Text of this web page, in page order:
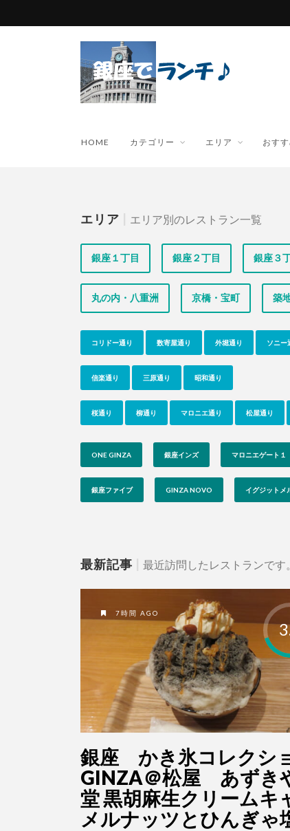
HOME カテゴリー エリア おす
エリア エリア別のレストラン一覧
銀座１丁目 銀座２丁目 銀座３
丸の内・八重洲 京橋・宝町 築
コリドー通り 数寄屋通り 外堀通り ソニー
信楽通り 三原通り 昭和通り
桜通り 柳通り マロニエ通り 松屋通り
ONE GINZA 銀座インズ マロニエゲート１
銀座ファイブ GINZA NOVO イグジットメ
最新記事 最近訪問したレストランです。
7時間 AGO
銀座 かき氷コレクシ
GINZA＠松屋 あずき
堂 黒胡麻生クリームキ
メルナッツとひんぎゃ